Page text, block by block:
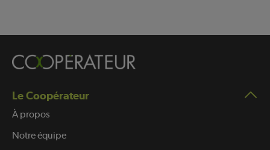
Le Coopérateur
À propos
Notre équipe